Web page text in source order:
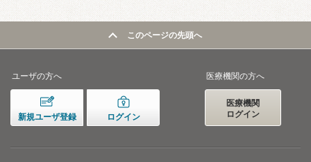
このページの先頭へ
ユーザの方へ
新規ユーザ登録 ログイン
医療機関の方へ
医療機関
ログイン